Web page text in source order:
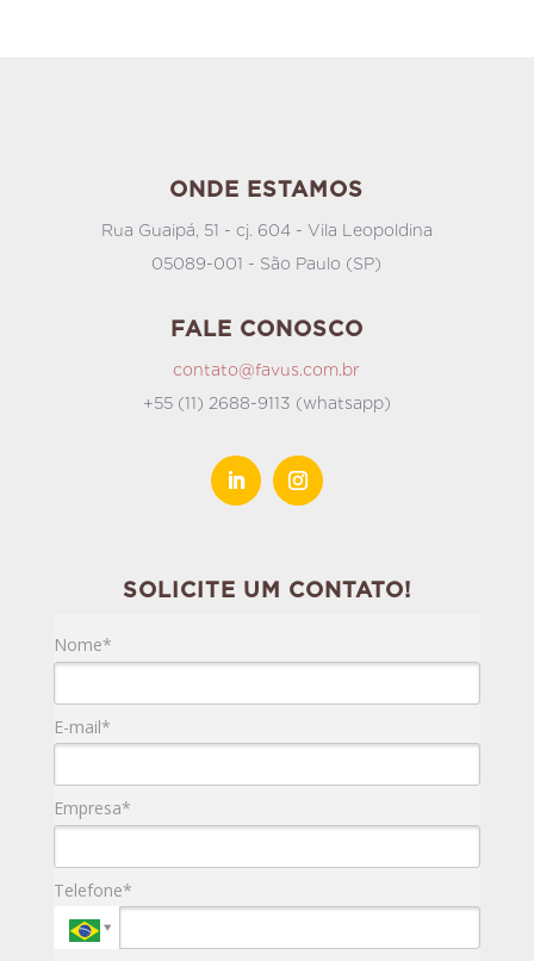
ONDE ESTAMOS
Rua Guaipá, 51 - cj. 604 - Vila Leopoldina
05089-001 - São Paulo (SP)
FALE CONOSCO
contato@favus.com.br
+55 (11) 2688-9113 (whatsapp)
SOLICITE UM CONTATO!
Nome*
E-mail*
Empresa*
Telefone*